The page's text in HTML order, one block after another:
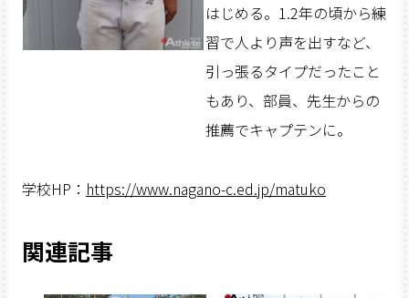
はじめる。1.2年の頃から練
習で人より声を出すなど、
引っ張るタイプだったこと
もあり、部員、先生からの
推薦でキャプテンに。
学校HP： https://www.nagano-c.ed.jp/matuko
関連記事